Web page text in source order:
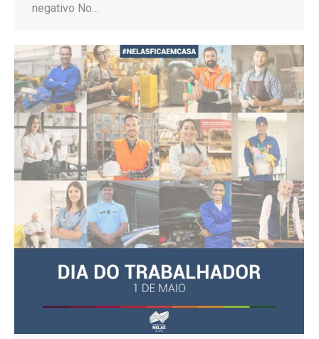
negativo No…